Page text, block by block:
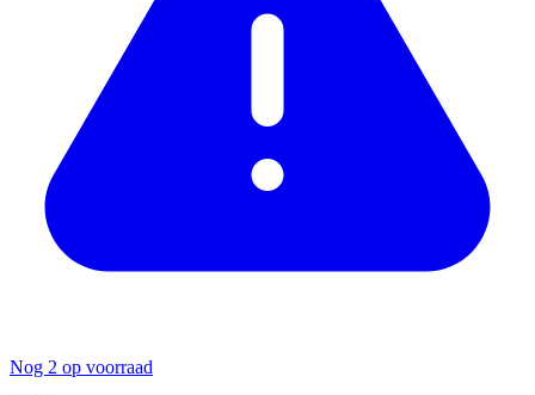
Nog 2 op voorraad